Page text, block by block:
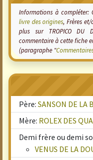
Informations à compléter:
livre des origines, Frères
plus sur TROPICO DU
commentaire à cette fiche
(paragraphe "
Père: SANSON DE LA
Mère: ROLEX DES
Demi frère ou demi
VENUS DE LA